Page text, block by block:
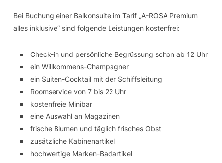
Bei Buchung einer Balkonsuite im Tarif „A-ROSA Premium
alles inklusive“ sind folgende Leistungen kostenfrei:
Check-in und persönliche Begrüssung schon ab 12 Uhr
ein Willkommens-Champagner
ein Suiten-Cocktail mit der Schiffsleitung
Roomservice von 7 bis 22 Uhr
kostenfreie Minibar
eine Auswahl an Magazinen
frische Blumen und täglich frisches Obst
zusätzliche Kabinenartikel
hochwertige Marken-Badartikel